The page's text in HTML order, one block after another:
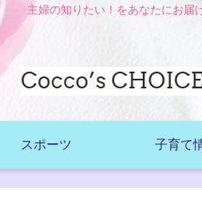
主婦の知りたい！をあなたにお届
スポーツ 子育て